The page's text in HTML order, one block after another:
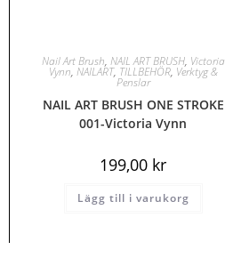
Nail Art Brush, NAIL ART BRUSH, Victoria
Vynn, NAILART, TILLBEHÖR, Verktyg &
Penslar
NAIL ART BRUSH ONE STROKE
001-Victoria Vynn
199,00 kr
Lägg till i varukorg